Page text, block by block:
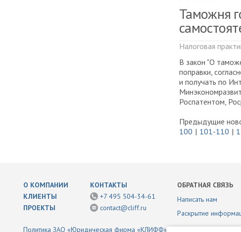
Таможня
Налоговая
В закон "О
поправки,
и получать по
Роспатентом,
Предыдущие
100
101-110
О КОМПАНИИ
КЛИЕНТЫ
ПРОЕКТЫ
КОНТАКТЫ
+7 495 504-34-61
contact@cliff.ru
ОБРАТНАЯ СВЯЗЬ
Написать нам
Раскрытие
Политика ЗАО «Юридическая фирма «КЛИФФ» в отношении